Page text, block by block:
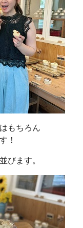
もちろん
！
びます。